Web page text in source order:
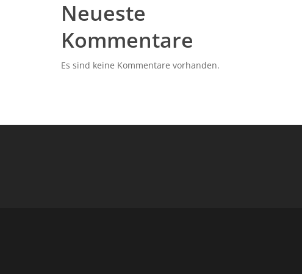
Neueste
Kommentare
Es sind keine Kommentare vorhanden.